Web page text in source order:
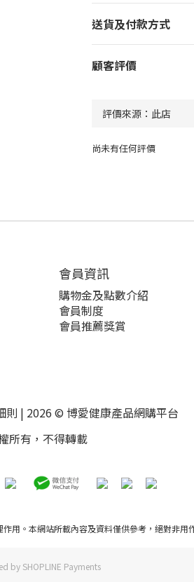
送貨及付款方式
顧客評價
尚未有任何評價
會員資訊
購物金及點數介紹
會員制度
會員推薦獎賞
則 | 2026 © 博愛健康產品網購平台
所有，不得轉載
用。本網站所載內容及資料僅供參考，絕對非
by SHOPLINE Payments